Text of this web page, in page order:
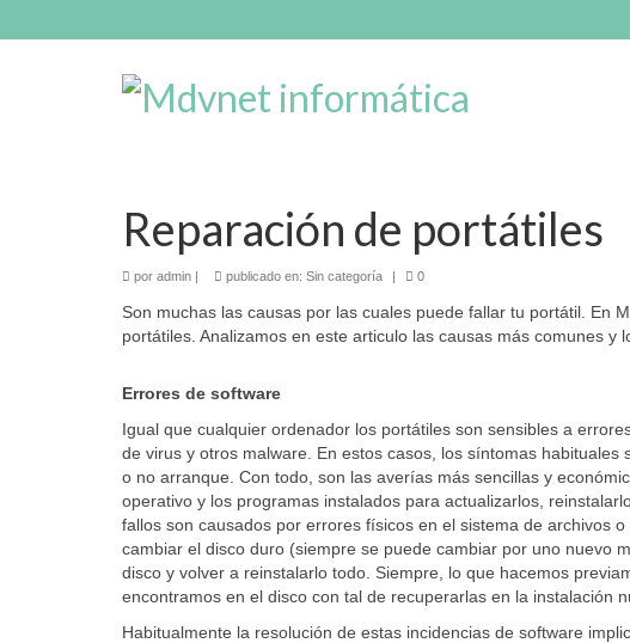
Reparación de portátiles
por admin | publicado en: Sin categoría | 0
Son muchas las causas por las cuales puede fallar tu portátil. En
portátiles. Analizamos en este articulo las causas más comunes y
Errores de software
Igual que cualquier ordenador los portátiles son sensibles a
de virus y otros malware. En estos casos, los síntomas
o no arranque. Con todo, son las averías más sencillas y
operativo y los programas instalados para actualizarlos,
fallos son causados por errores físicos en el sistema de archivos
cambiar el disco duro (siempre se puede cambiar por uno nuevo
disco y volver a reinstalarlo todo. Siempre, lo que hacemos
encontramos en el disco con tal de recuperarlas en la instalación
Habitualmente la resolución de estas incidencias de software